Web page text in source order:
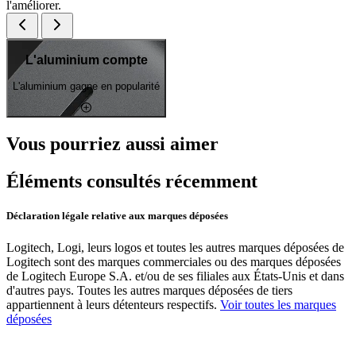
l'améliorer.
L'aluminium compte
L'aluminium gagne en popularité
Vous pourriez aussi aimer
Éléments consultés récemment
Déclaration légale relative aux marques déposées
Logitech, Logi, leurs logos et toutes les autres marques déposées de
Logitech sont des marques commerciales ou des marques déposées
de Logitech Europe S.A. et/ou de ses filiales aux États-Unis et dans
d'autres pays. Toutes les autres marques déposées de tiers
appartiennent à leurs détenteurs respectifs. Voir toutes les marques
déposées